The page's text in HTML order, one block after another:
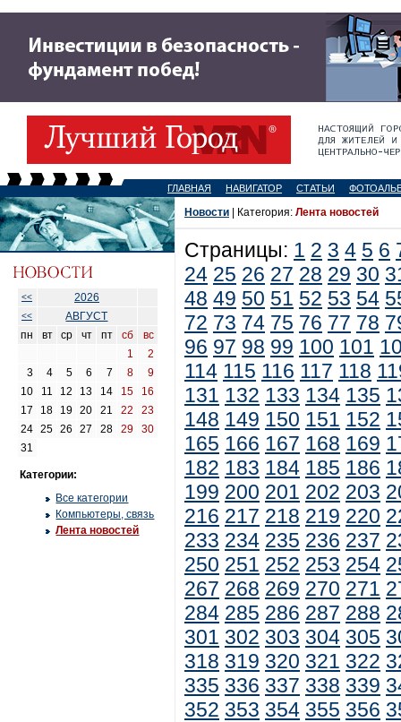
ГЛАВНАЯ НАВИГАТОР СТАТЬИ
<< 2026
<<
АВГУСТ
пн
вт ср чт пт сб
вс
1
2
3
4 5 6 7 8
9
10
11 12 13 14 15
16
17
18 19 20 21 22
23
24
25 26 27 28 29
30
31
Категории:
Все категории
Компьютеры, связь
Лента новостей
Новости | Категория: Лента новостей
Страницы: 1 2 3 4 5 6
24 25 26 27 28 29 30
48 49 50 51 52 53 54
72 73 74 75 76 77 78
96 97 98 99 100 101
114 115 116 117 118
131 132 133 134 135
148 149 150 151 152
165 166 167 168 169
182 183 184 185 186
199 200 201 202 203
216 217 218 219 220
233 234 235 236 237
250 251 252 253 254
267 268 269 270 271
284 285 286 287 288
301 302 303 304 305
318 319 320 321 322
335 336 337 338 339
352 353 354 355 356